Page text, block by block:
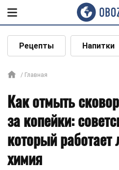
Рецепты Напитки
Главная
Как отмыть
за копейки:
который
химия